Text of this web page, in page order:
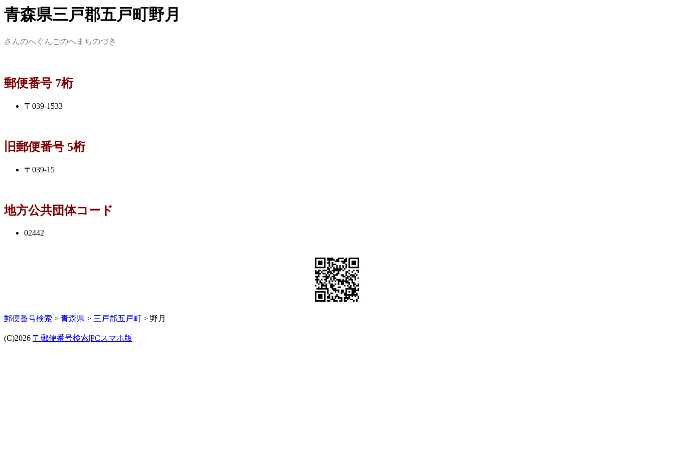
青森県三戸郡五戸町野月
さんのへぐんごのへまちのづき
郵便番号 7桁
〒039-1533
旧郵便番号 5桁
〒039-15
地方公共団体コード
02442
郵便番号検索 > 青森県 > 三戸郡五戸町 > 野月
(C)2026 〒郵便番号検索|PCスマホ版